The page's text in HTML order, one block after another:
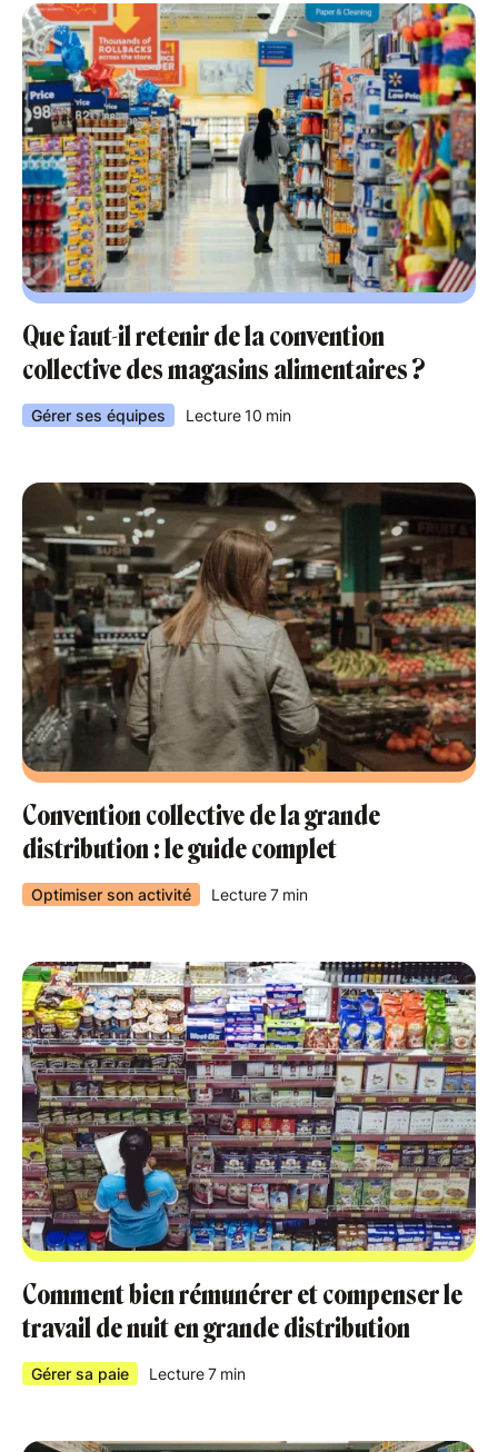
Que faut-il retenir de la convention
collective des magasins alimentaires ?
Gérer ses équipes Lecture 10 min
Convention collective de la grande
distribution : le guide complet
Optimiser son activité Lecture7 min
Comment bien rémunérer et compenser le
travail de nuit en grande distribution
Gérer sa paie Lecture7 min